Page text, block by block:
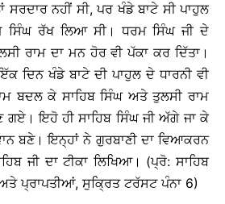
ਨਹੀਂ ਸੀ, ਪਰ ਖੰਡੇ ਬਾਟੇ ਸੀ ਪਾਹੁਲ
ਰੱਖ ਲਿਆ ਸੀ। ਧਰਮ ਸਿੰਘ ਜੀ ਦੇ
ਰਾਮ ਦਾ ਮਨ ਹੋਰ ਵੀ ਪੱਕਾ ਕਰ ਦਿੱਤਾ।
ਦਿਨ ਖੰਡੇ ਬਾਟੇ ਦੀ ਪਾਹੁਲ ਦੇ ਧਾਰਨੀ ਵੀ
ਬਦਲ ਕੇ ਸਾਹਿਬ ਸਿੰਘ ਅਤੇ ਤੁਲਸੀ ਰਾਮ
ਇਹੋ ਹੀ ਸਾਹਿਬ ਸਿੰਘ ਜੀ ਅੱਗੇ ਜਾ ਕੇ
ਬਣੇ। ਇਨ੍ਹਾਂ ਨੇ ਗੁਰਬਾਣੀ ਦਾ ਵਿਆਕਰਨ
ਜੀ ਦਾ ਟੀਕਾ ਲਿਖਿਆ। (ਪ੍ਰੋ: ਸਾਹਿਬ
ਪ੍ਰਾਪਤੀਆਂ, ਸੁਕ੍ਰਿਤ ਟਰੱਸਟ ਪੰਨਾ 6)